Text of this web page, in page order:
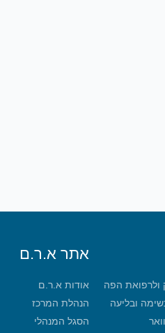
ולרפואת הפה
ובליעה
אתר א.ר.ם
אודות א.ר.ם
הנהלת המרכז
הסגל המנהלי